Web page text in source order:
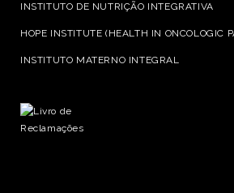
INSTITUTO DE NUTRIÇÃO INTEGRATIVA
HOPE INSTITUTE (HEALTH IN ONCOLOGIC
INSTITUTO MATERNO INTEGRAL